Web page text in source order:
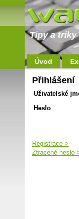
Tipy a triky
Úvod
Přihlášení
Uživatelské
Heslo
Registrace >
Ztracené heslo